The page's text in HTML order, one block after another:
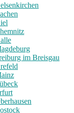
im Breisgau